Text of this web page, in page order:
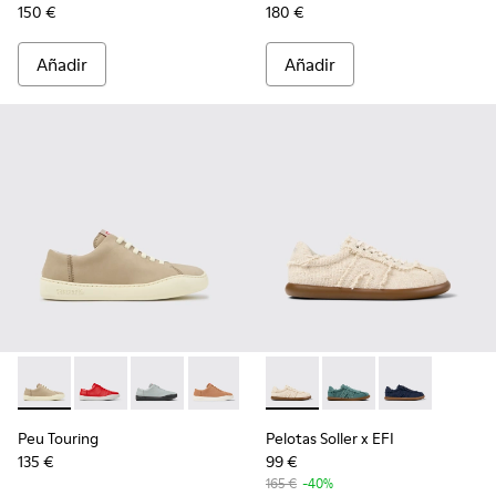
150 €
Añadir
180 €
Añadir
Peu Touring - K200877-057 - Zapatillas de nobuk beige para
Peu Touring - K200877-056
Peu Touring - K200877-054
Peu Touring - K200877-051
Peu Touring - K200877-038
Peu Touring - K200877-
Peu Touring -
Peu Touring
135 €
Pelotas Soller x EFI -
Pelotas Soller x EFI -
Pelotas Soller
Pelotas Soller x EFI
99 €
165 € -40%